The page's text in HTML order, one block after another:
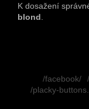
K dosažení
blond
/facebook/
/placky-